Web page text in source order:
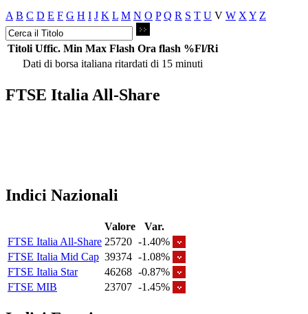
A B C D E F G H I J K L M N O P Q R S T U V W X Y Z
Titoli Uffic. Min Max Flash Ora flash %Fl/Ri
Dati di borsa italiana ritardati di 15 minuti
FTSE Italia All-Share
Indici Nazionali
Valore
Var.
FTSE Italia All-Share 25720 -1.40%
FTSE Italia Mid Cap 39374 -1.08%
FTSE Italia Star
46268 -0.87%
FTSE MIB
23707 -1.45%